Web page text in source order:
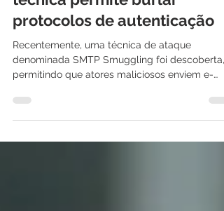
21 de dez. de 2023
2 min de leitura
SMTP Smuggling: Nova
técnica permite burlar
protocolos de autenticação
Recentemente, uma técnica de ataque
mails...